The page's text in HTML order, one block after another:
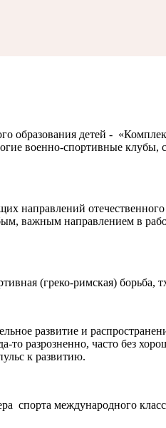
образования детей -
военно-спортивные клубы,
направлений отечественного
важным направлением в
(греко-римская) борьба,
развитие и
то разрозненно, часто без
к развитию.
спорта международного